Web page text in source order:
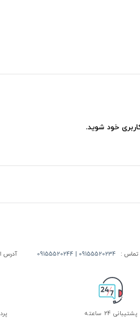
خود شوید.
تماس : 09155520234 | 09155520244 آدرس
پشتیبانی 24 ساعته